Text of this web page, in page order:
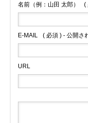
名前（例：山田 太郎） (
E-MAIL ( 必須 ) - 公開さ
URL